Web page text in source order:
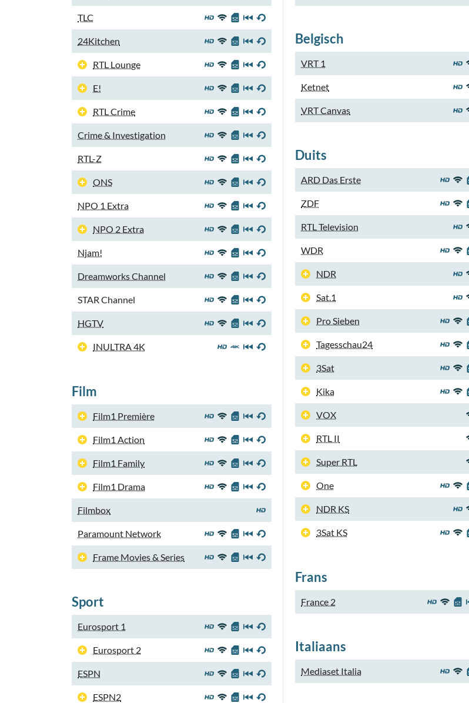
TLC
24Kitchen
RTL Lounge
E!
RTL Crime
Crime & Investigation
RTL-Z
ONS
NPO 1 Extra
NPO 2 Extra
Njam!
Dreamworks Channel
STAR Channel
HGTV
INULTRA 4K
Film
Film1 Première
Film1 Action
Film1 Family
Film1 Drama
Filmbox
Paramount Network
Frame Movies & Series
Sport
Eurosport 1
Eurosport 2
ESPN
ESPN2
Belgisch
VRT 1
Ketnet
VRT Canvas
Duits
ARD Das Erste
ZDF
RTL Television
WDR
NDR
Sat.1
Pro Sieben
Tagesschau24
3Sat
Kika
VOX
RTL II
Super RTL
One
NDR KS
3Sat KS
Frans
France 2
Italiaans
Mediaset Italia